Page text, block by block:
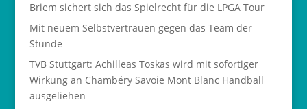
Briem sichert sich das Spielrecht für die LPGA Tour
Mit neuem Selbstvertrauen gegen das Team der
Stunde
TVB Stuttgart: Achilleas Toskas wird mit sofortiger
Wirkung an Chambéry Savoie Mont Blanc Handball
ausgeliehen